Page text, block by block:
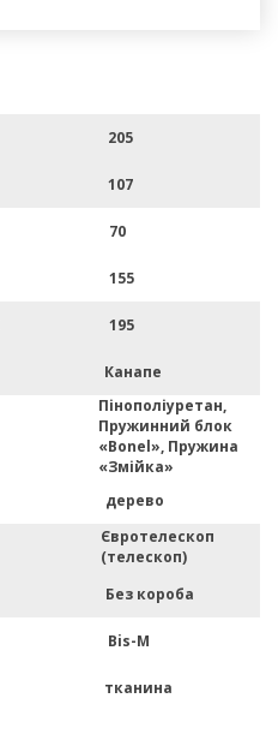
205
107
70
155
195
Канапе
Пінополіуретан,
Пружинний блок
«Bonel», Пружина
«Змійка»
дерево
Євротелескоп
(телескоп)
Без короба
Bis-M
тканина